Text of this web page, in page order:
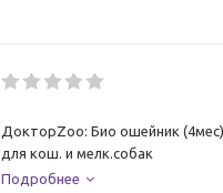
ДокторZoo: Био ошейник
для кош. и мелк.собак
Подробнее